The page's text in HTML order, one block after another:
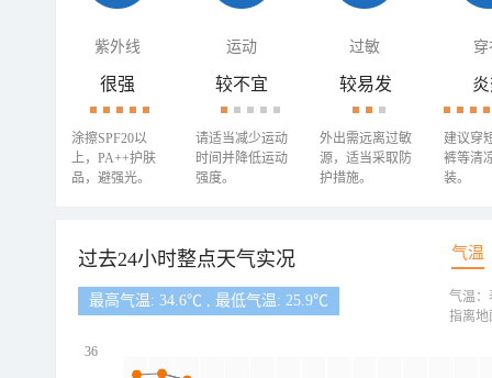
紫外线 运动 过敏 穿
很强
涂擦SPF20以
上，PA++护肤
品，避强光。
较不宜
请适当减少运动
时间并降低运动
强度。
较易发
外出需远离过敏
源，适当采取防
护措施。
建议穿
裤等清
装。
过去24小时整点天气实况 气温
最高气温: 34.6℃ , 最低气温: 25.9℃
36
气温：
指离地